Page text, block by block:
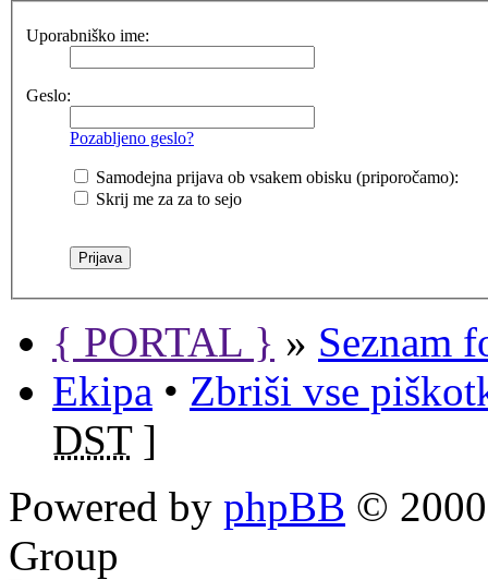
Uporabniško ime:
Geslo:
Pozabljeno geslo?
Samodejna prijava ob vsakem obisku (priporočamo):
Skrij me za za to sejo
{ PORTAL } » Seznam
Ekipa • Zbriši vse
DST]
Powered by phpBB ©
Group